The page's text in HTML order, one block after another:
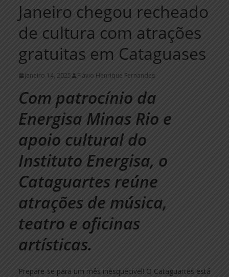
Janeiro chegou recheado
de cultura com atrações
gratuitas em Cataguases
janeiro 14, 2025 Flávio Henrique Fernandes
Com patrocínio da
Energisa Minas Rio e
apoio cultural do
Instituto Energisa, o
Cataguartes reúne
atrações de música,
teatro e oficinas
artísticas.
Prepare-se para um mês inesquecível! O Cataguartes está